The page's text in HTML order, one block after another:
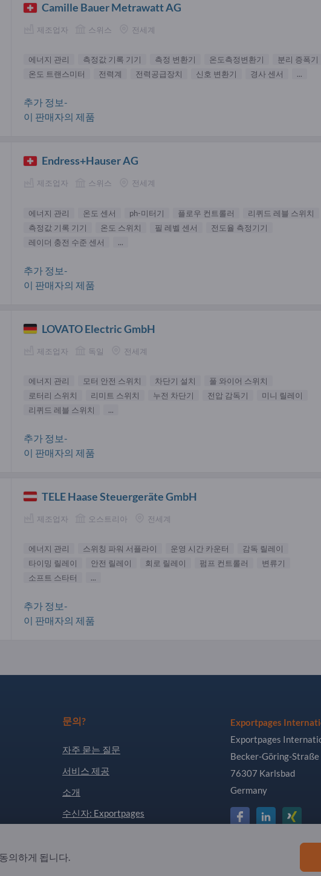
Camille Bauer Metrawatt AG
제조업자 스위스 전세계
에너지 관리 측정값 기록 기기 측정 변환기 온도측정변환기
분리 증폭기
온도 트랜스미터
전력계 전력공급장치 신호 변환기 경사 센서 ...
추가 정보-
이 판매자의 제품
Endress+Hauser AG
제조업자 스위스 전세계
에너지 관리 온도 센서 ph-미터기 플로우 컨트롤러
리퀴드 레블 스위치
측정값 기록 기기
온도 스위치 필 레벨 센서
전도율 측정기기
레이더 충전 수준 센서
...
추가 정보-
이 판매자의 제품
LOVATO Electric GmbH
제조업자 독일 전세계
에너지 관리 모터 안전 스위치 차단기 설치
풀 와이어 스위치
로터리 스위치
리미트 스위치 누전 차단기 전압 감독기
미니 릴레이
리퀴드 레블 스위치
...
추가 정보-
이 판매자의 제품
TELE Haase Steuergeräte GmbH
제조업자 오스트리아 전세계
에너지 관리 스위칭 파워 서플라이 운영 시간 카운터
감독 릴레이
타이밍 릴레이
안전 릴레이 회로 릴레이 펌프 컨트롤러
변류기
소프트 스타터
...
추가 정보-
이 판매자의 제품
문의?
자주 묻는 질문
서비스 제공
소개
수신자: Exportpages
Exportpages
Exportpages
Becker-Göring-Straße
76307 Karlsbad
Germany
의하게 됩니다.